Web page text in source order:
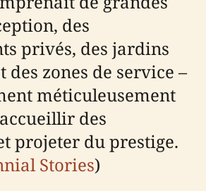
des
privés, des jardins
zones de service –
méticuleusement
des
projeter du prestige.
Stories)